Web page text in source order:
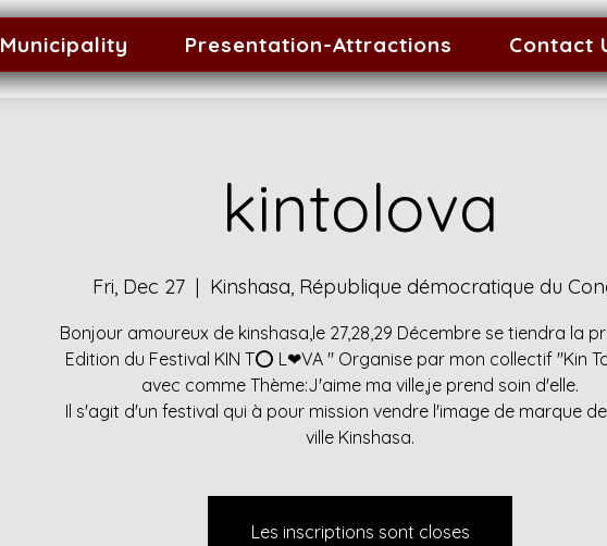
Municipality Presentation-Attractions Contact
kintolova
Fri, Dec 27
  |
Kinshasa, République démocratique du
Bonjour amoureux de kinshasa,le 27,28,29 Décembre se tiendra la
Edition du Festival KIN T⭕ L❤VA '' Organise par mon collectif ''Kin
avec comme Thème:J'aime ma ville,je prend soin d'elle.
Il s'agit d'un festival qui à pour mission vendre l'image de marque
ville Kinshasa.
Les inscriptions sont closes